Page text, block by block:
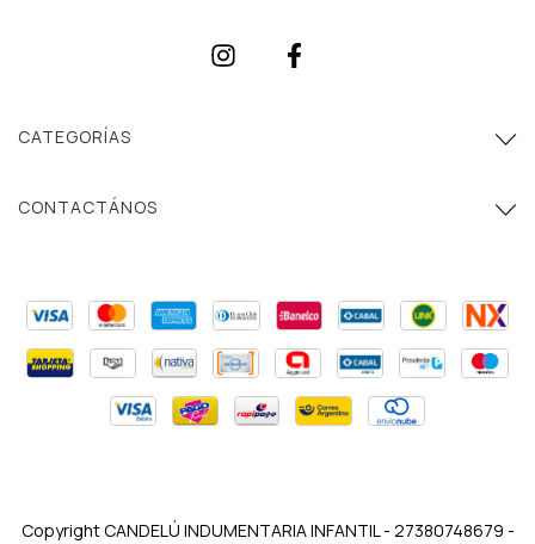
CATEGORÍAS
CONTACTÁNOS
Copyright CANDELÚ INDUMENTARIA INFANTIL - 27380748679 -